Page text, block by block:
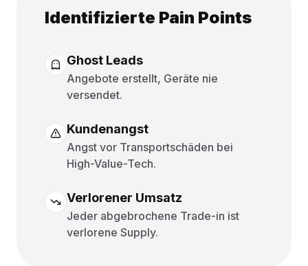
Identifizierte Pain Points
Ghost Leads
Angebote erstellt, Geräte nie
versendet.
Kundenangst
Angst vor Transportschäden bei
High-Value-Tech.
Verlorener Umsatz
Jeder abgebrochene Trade-in ist
verlorene Supply.